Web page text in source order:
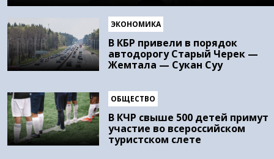
ЭКОНОМИКА
В КБР привели в порядок
автодорогу Старый Черек —
Жемтала — Сукан Суу
ОБЩЕСТВО
В КЧР свыше 500 детей примут
участие во всероссийском
туристском слете